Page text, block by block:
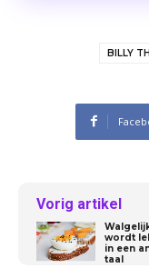
BILLY
Vorig artikel
wordt
in een
taal